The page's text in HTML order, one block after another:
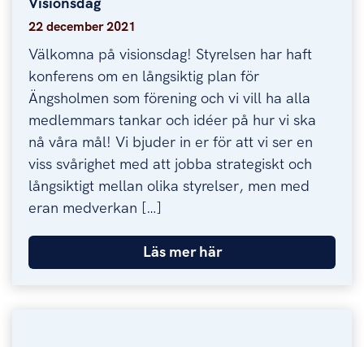
22 december 2021
Välkomna på visionsdag! Styrelsen har haft
konferens om en långsiktig plan för
Ängsholmen som förening och vi vill ha alla
medlemmars tankar och idéer på hur vi ska
nå våra mål! Vi bjuder in er för att vi ser en
viss svårighet med att jobba strategiskt och
långsiktigt mellan olika styrelser, men med
eran medverkan […]
Läs mer här